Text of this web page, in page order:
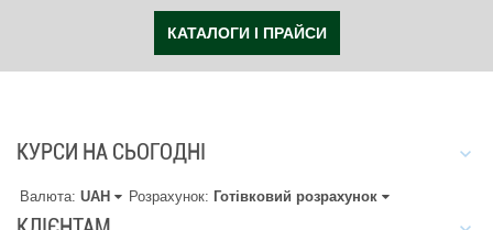
КАТАЛОГИ І ПРАЙСИ
КУРСИ НА СЬОГОДНІ
Валюта: UAH Розрахунок: Готівковий розрахунок